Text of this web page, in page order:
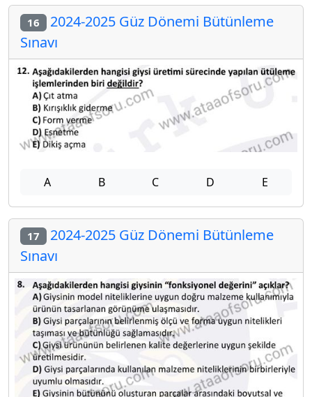
16 2024-2025 Güz Dönemi Bütünleme
Sınavı
A B C D E
17 2024-2025 Güz Dönemi Bütünleme
Sınavı